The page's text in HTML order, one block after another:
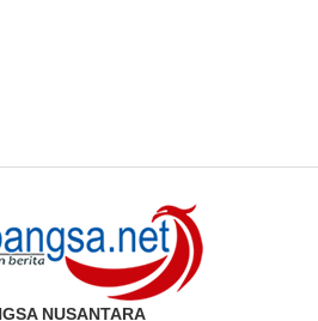
NUSANTARA